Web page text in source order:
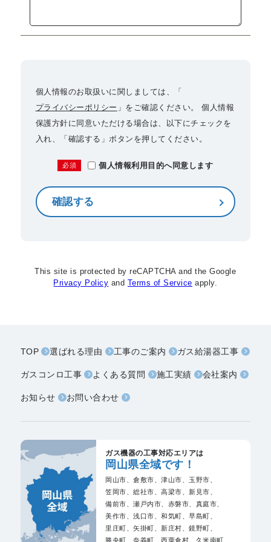
個人情報のお取扱いに関しましては、「
プライバシーポリシー 」をご確認ください。 個人情報
保護方針に同意いただける場合は、以下にチェックを
入れ、「確認する」ボタンを押してください。
必須 個人情報利用目的へ同意します
This site is protected by reCAPTCHA and the Google
Privacy Policy and Terms of Service apply.
TOP 選ばれる理由 工事のご案内 ガス給湯器工事
ガスコンロ工事 よくある質問 施工実績 会社案内
お知らせ お問い合わせ
ガス機器の工事対応エリアは
岡山県全域です！
岡山市、倉敷市、津山市、 玉野市、
笠岡市、総社市、高梁市、 新見市、
備前市、瀬戸内市、 赤磐市、 真庭市、
美作市、浅口市、和気町、早島町、
里庄町、矢掛町、 新庄村、鏡野町、
勝央町、奈義町、西粟倉村、 久米南町、